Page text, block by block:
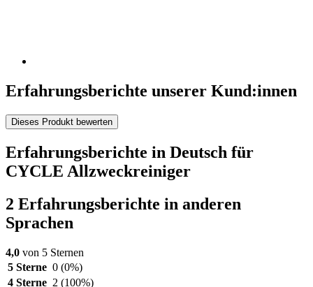
Erfahrungsberichte unserer Kund:innen
Dieses Produkt bewerten
Erfahrungsberichte in Deutsch für
CYCLE Allzweckreiniger
2 Erfahrungsberichte in anderen
Sprachen
4,0 von 5 Sternen
5 Sterne 0 (0%)
4 Sterne 2 (100%)